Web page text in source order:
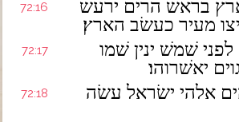
72:16
בראשׁ הרים ירעשׁ
מעיר כעשׂב הארץ׃
72:17
שׁמשׁ ינין שׁמו
יאשׁרוהו׃
72:18
אלהי ישׂראל עשׂה